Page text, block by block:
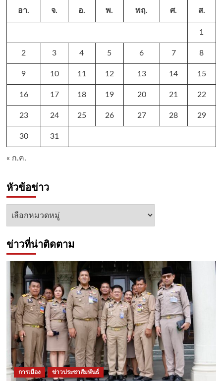
อา. จ. อ. พ. พฤ. ศ. ส.
1
2 3 4 5 6 7 8
9 10 11 12 13 14 15
16 17 18 19 20 21 22
23 24 25 26 27 28 29
30 31
« ก.ค.
หัวข้อข่าว
หัวข้อ
ข่าวที่น่าติดตาม
การเมือง ข่าวประชาสัมพันธ์